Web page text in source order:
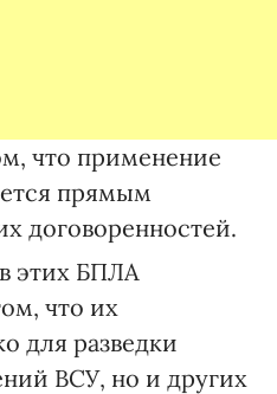
что применение
прямым
договоренностей.
этих БПЛА
что их
для разведки
ВСУ, но и других